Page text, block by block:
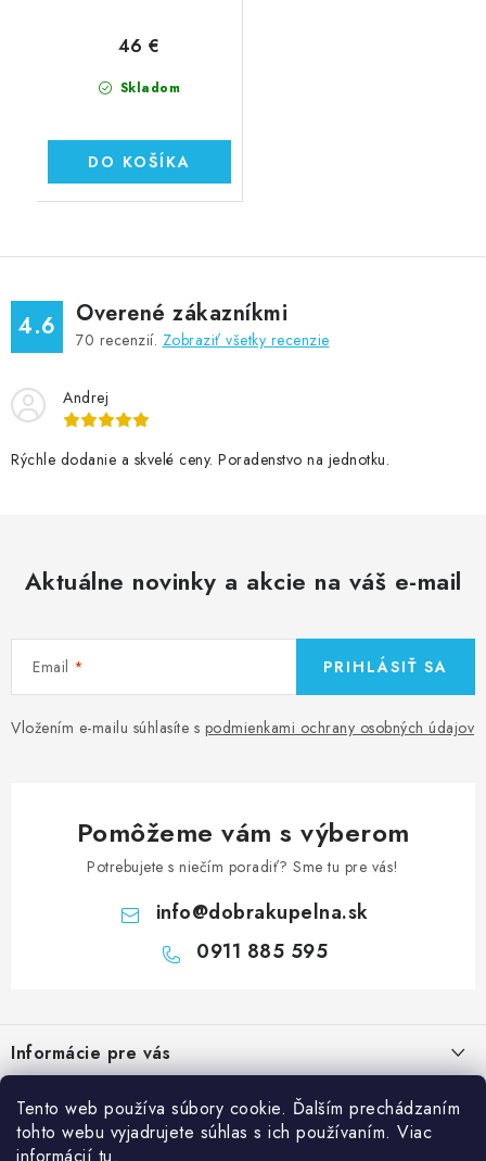
Tento web používa súbory cookie. Ďalším prechádzaním
tohto webu vyjadrujete súhlas s ich používaním. Viac
Skladom
46 €
DO KOŠÍKA
4.6 Overené zákazníkmi
70 recenzií. Zobraziť všetky recenzie
Andrej
Rýchle dodanie a skvelé ceny. Poradenstvo na jednotku.
Aktuálne novinky a akcie na váš e-mail
Email
Vložením e-mailu súhlasíte s podmienkami ochrany osobných údajov
PRIHLÁSIŤ SA
Pomôžeme vám s výberom
Potrebujete s niečím poradiť? Sme tu pre vás!
info@dobrakupelna.sk
0911 885 595
p
ä
Informácie pre vás
Obchodné podmienky
Kategórie
Sprchové dvere